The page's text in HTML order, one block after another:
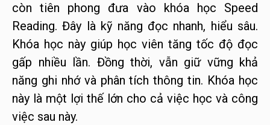
còn tiên phong đưa vào khóa học Speed
Reading. Đây là kỹ năng đọc nhanh, hiểu sâu.
Khóa học này giúp học viên tăng tốc độ đọc
gấp nhiều lần. Đồng thời, vẫn giữ vững khả
năng ghi nhớ và phân tích thông tin. Khóa học
này là một lợi thế lớn cho cả việc học và công
việc sau này.